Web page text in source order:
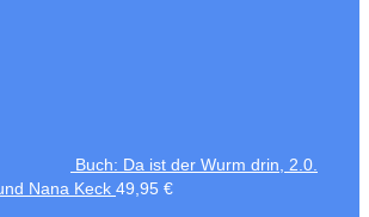
Buch: Da ist der Wurm drin, 2.0.
Nana Keck 49,95 €